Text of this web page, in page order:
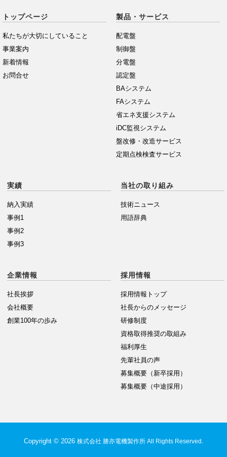
トップページ
私たちが大切にしていること
事業案内
新着情報
お問合せ
製品・サービス
配電盤
制御盤
分電盤
認定盤
BAシステム
FAシステム
省エネ支援システム
iDC監視システム
盤改修・改造サービス
定期点検検査サービス
実績
納入実績
事例1
事例2
事例3
当社の取り組み
技術ニュース
用語辞典
企業情報
社長挨拶
会社概要
創業100年の歩み
採用情報
採用情報トップ
社長からのメッセージ
研修制度
資格取得推奨の取組み
福利厚生
先輩社員の声
募集概要（新卒採用）
募集概要（中途採用）
Copyright © 2026 株式会社 勝亦電機製作所 All Rights Reserved.